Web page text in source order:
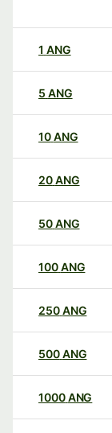
1 ANG
5 ANG
10ANG
20ANG
50ANG
100ANG
250ANG
500ANG
1000ANG